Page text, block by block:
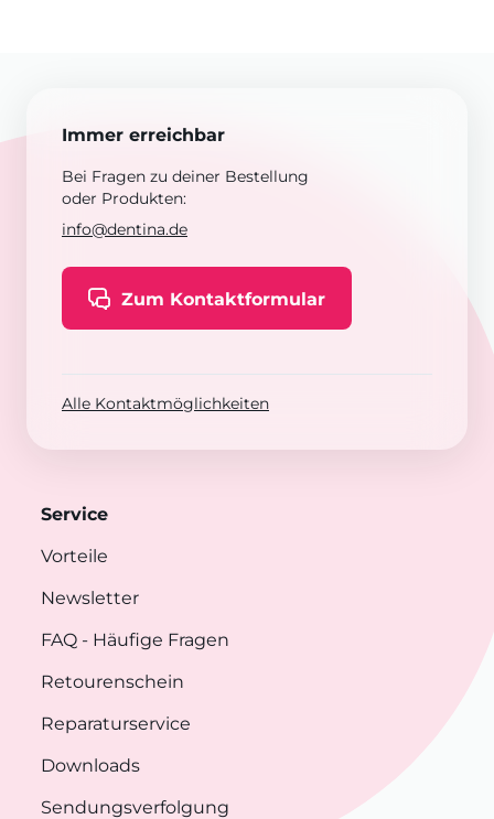
Immer erreichbar
Bei Fragen zu deiner Bestellung
oder Produkten:
info@dentina.de
Zum Kontaktformular
Alle Kontaktmöglichkeiten
Service
Vorteile
Newsletter
FAQ - Häufige Fragen
Retourenschein
Reparaturservice
Downloads
Sendungsverfolgung